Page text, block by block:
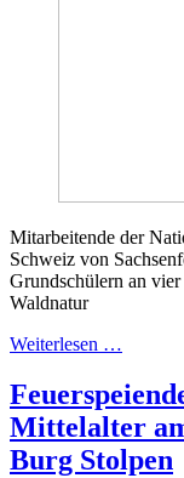
Mitarbeitende der
Schweiz von
Grundschülern an
Waldnatur
Weiterlesen …
Mittelalter
Burg Stolpen